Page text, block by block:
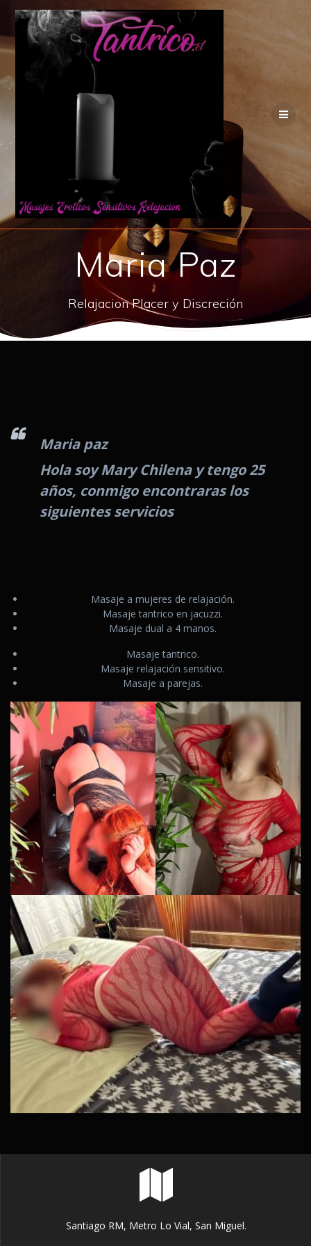
Saltar
contenido
Maria Paz
Relajacion Placer y Discreción
Maria paz
Hola soy Mary Chilena y tengo 25
años, conmigo encontraras los
siguientes servicios
Masaje a mujeres de relajación.
Masaje tantrico en jacuzzi.
Masaje dual a 4 manos.
Masaje tantrico.
Masaje relajación sensitivo.
Masaje a parejas.
Santiago RM, Metro Lo Vial, San Miguel.